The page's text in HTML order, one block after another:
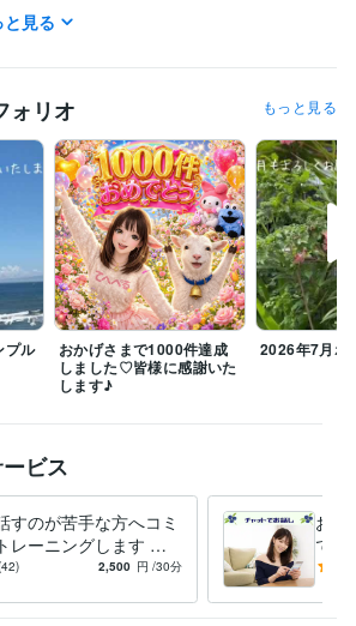
時前後〜25時（前後する可能性あります）また
続的な待機予定となります
DMでご確認くださきませ）
はしております
すね、体調崩されてないでしょうか？こう暑い
んよね。
家で過ごすのがよきかもです。誰かと話した
い時はお話ししにきてくださいね
お手伝いをさせていただきたいと思っておりま
願いいたします(*ᴗ͈ˬᴗ͈)ꕤ*.ﾟ
お電話お待ちしております！みなさまの心が和
(⁎ᵕᴗᵕ⁎)
します( ⁎ᵕᴗᵕ⁎ )❤︎
タント 経験年数 : 10年
/ 事務（一般事務） 経験年数 : 10年
/ 保育士・ベビーシッター 経験年数 : 2年
見る
ォリオ もっと見る
プル
おかげさまで1000件達成
しました♡皆様に感謝いた
します♪
2026年7月ボ
ビス
すのが苦手な方へコミ
レーニングします 会
手でも大丈夫！「自分
2,500 円 /30分
お電
でお
話